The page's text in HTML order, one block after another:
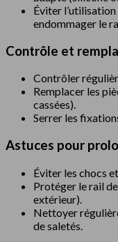
Éviter
endommager le
Contrôle et
Contrôler
Remplacer les
cassées).
Serrer les
Astuces pour
Éviter les chocs
Protéger le rail
extérieur).
Nettoyer
de saletés.